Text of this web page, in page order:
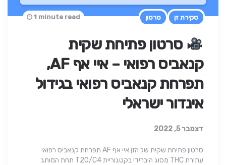
סקירת זן סרטון
סרטון פתיחת שקית
קנאביס רפואי – איי אף AF,
תפרחת קנאביס רפואי בגידול
אינדור ישראלי
דצמבר 5, 2022
1 minute read
סרטון פתיחת שקית של הזן איי אף AF תפרחת קנאביס רפואי
עתירת THC מסוג היברידי בקטגוריית T20/C4 תחת המותג